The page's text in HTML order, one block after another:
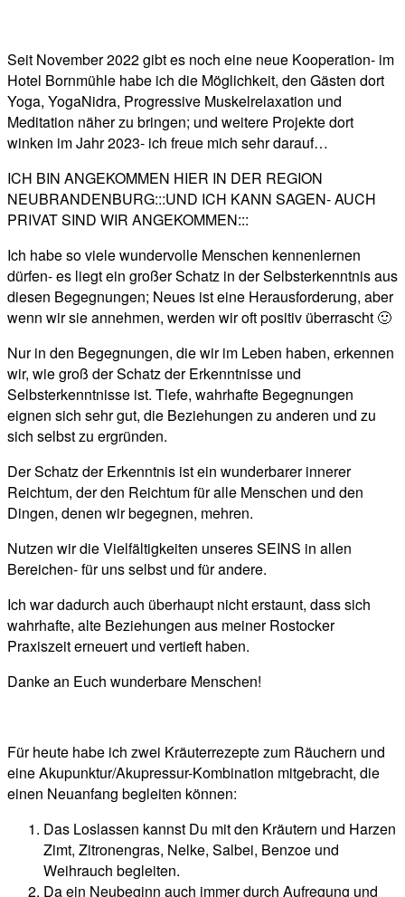
Seit November 2022 gibt es noch eine neue Kooperation- im
Hotel Bornmühle habe ich die Möglichkeit, den Gästen dort
Yoga, YogaNidra, Progressive Muskelrelaxation und
Meditation näher zu bringen; und weitere Projekte dort
winken im Jahr 2023- ich freue mich sehr darauf…
ICH BIN ANGEKOMMEN HIER IN DER REGION
NEUBRANDENBURG:::UND ICH KANN SAGEN- AUCH
PRIVAT SIND WIR ANGEKOMMEN:::
Ich habe so viele wundervolle Menschen kennenlernen
dürfen- es liegt ein großer Schatz in der Selbsterkenntnis aus
diesen Begegnungen; Neues ist eine Herausforderung, aber
wenn wir sie annehmen, werden wir oft positiv überrascht 🙂
Nur in den Begegnungen, die wir im Leben haben, erkennen
wir, wie groß der Schatz der Erkenntnisse und
Selbsterkenntnisse ist. Tiefe, wahrhafte Begegnungen
eignen sich sehr gut, die Beziehungen zu anderen und zu
sich selbst zu ergründen.
Der Schatz der Erkenntnis ist ein wunderbarer innerer
Reichtum, der den Reichtum für alle Menschen und den
Dingen, denen wir begegnen, mehren.
Nutzen wir die Vielfältigkeiten unseres SEINS in allen
Bereichen- für uns selbst und für andere.
Ich war dadurch auch überhaupt nicht erstaunt, dass sich
wahrhafte, alte Beziehungen aus meiner Rostocker
Praxiszeit erneuert und vertieft haben.
Danke an Euch wunderbare Menschen!
Für heute habe ich zwei Kräuterrezepte zum Räuchern und
eine Akupunktur/Akupressur-Kombination mitgebracht, die
einen Neuanfang begleiten können:
Das Loslassen kannst Du mit den Kräutern und Harzen
Zimt, Zitronengras, Nelke, Salbei, Benzoe und
Weihrauch begleiten.
Da ein Neubeginn auch immer durch Aufregung und